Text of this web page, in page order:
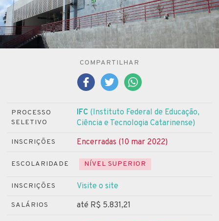
COMPARTILHAR
PROCESSO
SELETIVO
IFC (Instituto Federal de Educação,
Ciência e Tecnologia Catarinense)
INSCRIÇÕES Encerradas (10 mar 2022)
ESCOLARIDADE NÍVEL SUPERIOR
INSCRIÇÕES Visite o site
SALÁRIOS até R$ 5.831,21